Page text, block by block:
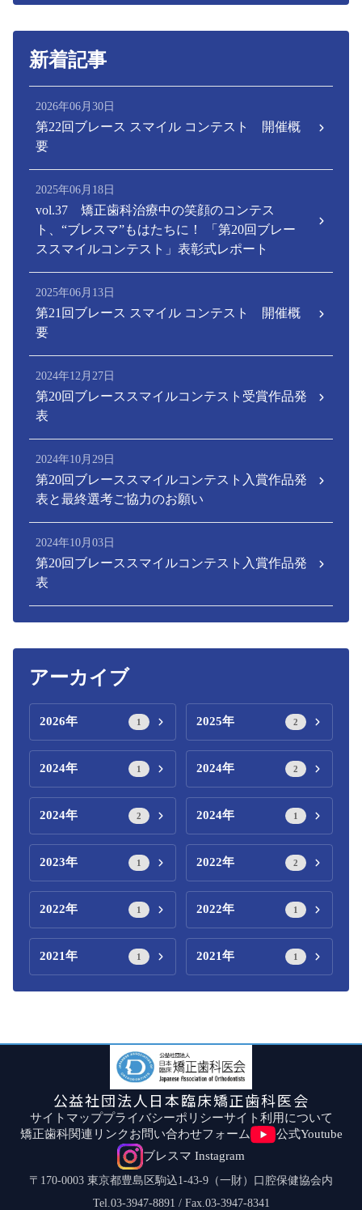
新着記事
2026年06月30日
第22回ブレース スマイル コンテスト 開催概
要
2025年06月18日
vol.37 矯正歯科治療中の笑顔のコンテス
ト、“ブレスマ”もはたちに！ 「第20回ブレー
ススマイルコンテスト」表彰式レポート
2025年06月13日
第21回ブレース スマイル コンテスト 開催概
要
2024年12月27日
第20回ブレーススマイルコンテスト受賞作品発
表
2024年10月29日
第20回ブレーススマイルコンテスト入賞作品発
表と最終選考ご協力のお願い
2024年10月03日
第20回ブレーススマイルコンテスト入賞作品発
表
アーカイブ
2026年 1 2025年 2
2024年 1 2024年 2
2024年 2 2024年 1
2023年 1 2022年 2
2022年 1 2022年 1
2021年 1 2021年 1
公益社団法人日本臨床矯正歯科医会
サイトマッププライバシーポリシーサイト利用について
矯正歯科関連リンクお問い合わせフォーム
公式Youtube
ブレスマ Instagram
〒170-0003 東京都豊島区駒込1-43-9（一財）口腔保健協会内
Tel.03-3947-8891 / Fax.03-3947-8341